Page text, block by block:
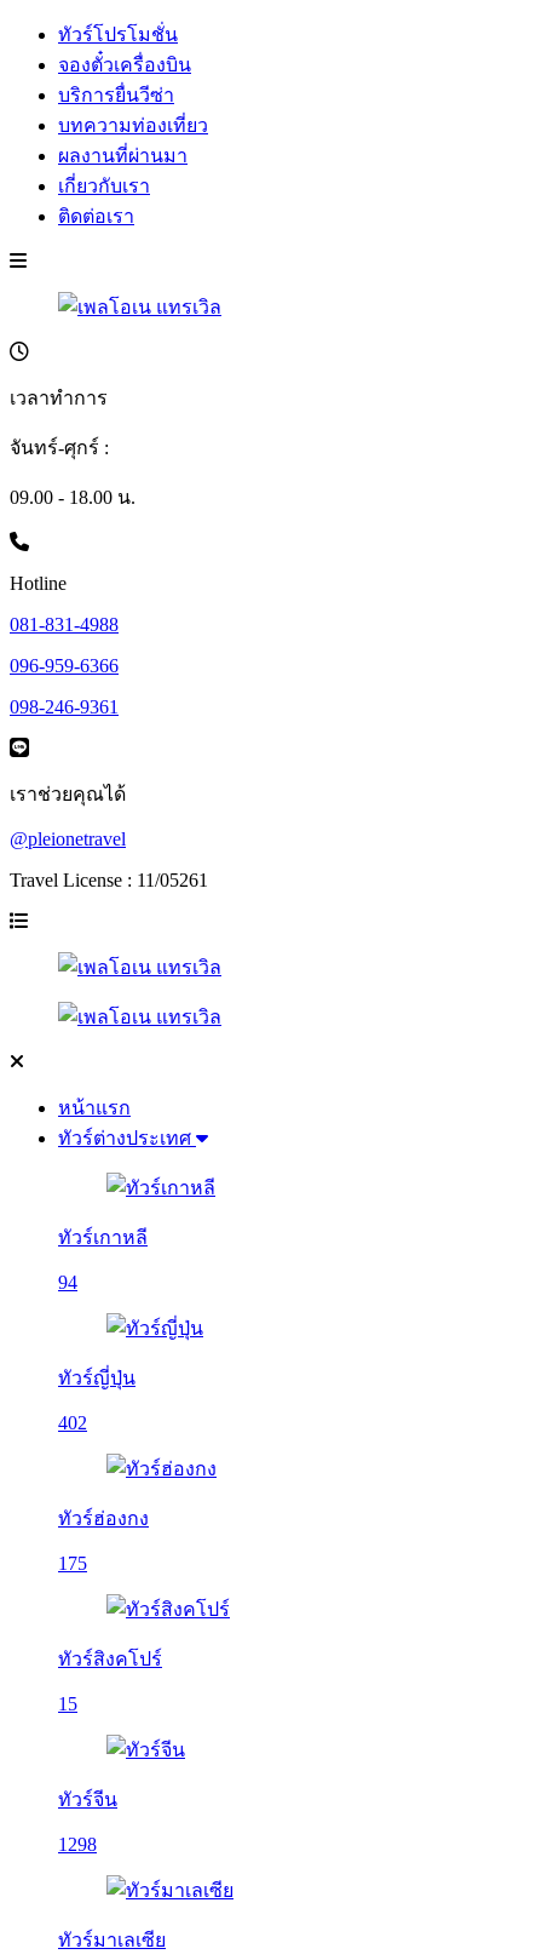
ทัวร์โปรโมชั่น
จองตั๋วเครื่องบิน
บริการยื่นวีซ่า
บทความท่องเที่ยว
ผลงานที่ผ่านมา
เกี่ยวกับเรา
ติดต่อเรา
เวลาทำการ
จันทร์-ศุกร์ :
09.00 - 18.00 น.
Hotline
081-831-4988
096-959-6366
098-246-9361
เราช่วยคุณได้
@pleionetravel
Travel License : 11/05261
หน้าแรก
ทัวร์ต่างประเทศ
ทัวร์เกาหลี
94
ทัวร์ญี่ปุ่น
402
ทัวร์ฮ่องกง
175
ทัวร์สิงคโปร์
15
ทัวร์จีน
1298
ทัวร์มาเลเซีย